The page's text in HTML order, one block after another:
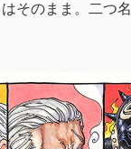
そのまま。二つ